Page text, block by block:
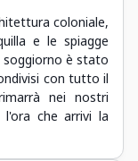
coloniale,
e le spiagge
soggiorno è stato
con tutto il
nei nostri
che arrivi la